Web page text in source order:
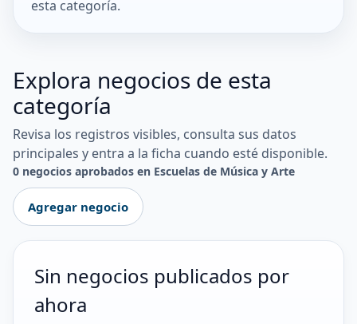
esta categoría.
Explora negocios de esta
categoría
Revisa los registros visibles, consulta sus datos
principales y entra a la ficha cuando esté disponible.
0 negocios aprobados en Escuelas de Música y Arte
Agregar negocio
Sin negocios publicados por
ahora